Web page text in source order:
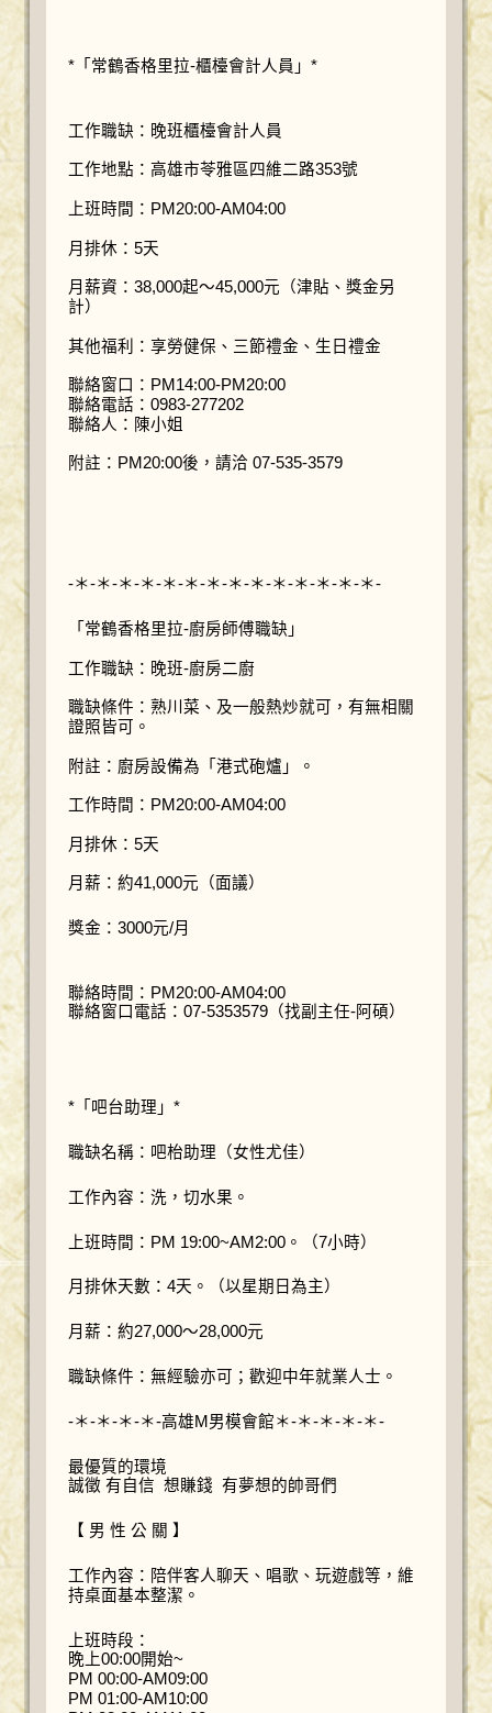
*「常鶴香格里拉-櫃檯會計人員」*
工作職缺：晚班櫃檯會計人員
工作地點：高雄市苓雅區四維二路353號
上班時間：PM20:00-AM04:00
月排休：5天
月薪資：38,000起～45,000元（津貼、獎金另
計）
其他福利：享勞健保、三節禮金、生日禮金
聯絡窗口：PM14:00-PM20:00
聯絡電話：0983-277202
聯絡人：陳小姐
附註：PM20:00後，請洽 07-535-3579
-＊-＊-＊-＊-＊-＊-＊-＊-＊-＊-＊-＊-＊-＊-
「常鶴香格里拉-廚房師傅職缺」
工作職缺：晚班-廚房二廚
職缺條件：熟川菜、及一般熱炒就可，有無相關
證照皆可。
附註：廚房設備為「港式砲爐」。
工作時間：PM20:00-AM04:00
月排休：5天
月薪：約41,000元（面議）
獎金：3000元/月
聯絡時間：PM20:00-AM04:00
聯絡窗口電話：07-5353579（找副主任-阿碩）
*「吧台助理」*
職缺名稱：吧枱助理（女性尤佳）
工作內容：洗，切水果。
上班時間：PM 19:00~AM2:00。（7小時）
月排休天數：4天。（以星期日為主）
月薪：約27,000～28,000元
職缺條件：無經驗亦可；歡迎中年就業人士。
-＊-＊-＊-＊-高雄M男模會館＊-＊-＊-＊-＊-
最優質的環境
誠徵 有自信 想賺錢 有夢想的帥哥們
【 男 性 公 關 】
工作內容：陪伴客人聊天、唱歌、玩遊戲等，維
持桌面基本整潔。
上班時段：
晚上00:00開始~
PM 00:00-AM09:00
PM 01:00-AM10:00